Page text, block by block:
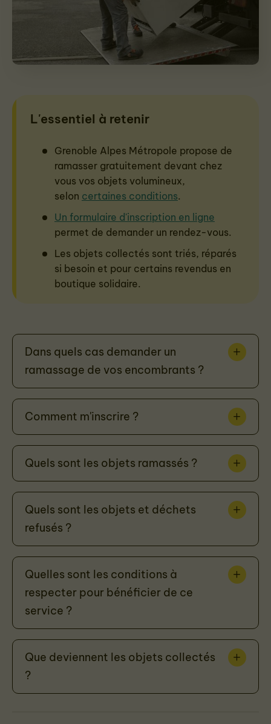
L'essentiel à retenir
Grenoble Alpes Métropole propose de
ramasser gratuitement devant chez
vous vos objets volumineux,
selon certaines conditions.
Un formulaire d'inscription en ligne
permet de demander un rendez-vous.
Les objets collectés sont triés, réparés
si besoin et pour certains revendus en
boutique solidaire.
Dans quels cas demander un
ramassage de vos encombrants ?
Comment m'inscrire ?
Quels sont les objets ramassés ?
Quels sont les objets et déchets
refusés ?
Quelles sont les conditions à
respecter pour bénéficier de ce
service ?
Que deviennent les objets collectés
?